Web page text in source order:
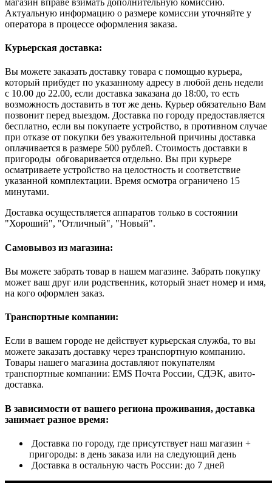
Актуальную информацию о размере комиссии уточняйте у
оператора в процессе оформления заказа.
Курьерская доставка:
Вы можете заказать доставку товара с помощью курьера,
который прибудет по указанному адресу в любой день недели
с 10.00 до 22.00, если доставка заказана до 18:00, то есть
возможность доставить в тот же день. Курьер обязательно Вам
позвонит перед выездом. Доставка по городу предоставляется
бесплатно, если вы покупаете устройство, в противном случае
при отказе от покупки без уважительной причины доставка
оплачивается в размере 500 рублей. Стоимость доставки в
пригороды обговаривается отдельно. Вы при курьере
осматриваете устройство на целостность и соответствие
указанной комплектации. Время осмотра ограничено 15
минутами.
Доставка осуществляется аппаратов только в состоянии
"Хороший", "Отличный", "Новый".
Самовывоз из магазина:
Вы можете забрать товар в нашем магазине. Забрать покупку
может ваш друг или родственник, который знает номер и имя,
на кого оформлен заказ.
Транспортные компании:
Если в вашем городе не действует курьерская служба, то вы
можете заказать доставку через транспортную компанию.
Товары нашего магазина доставляют покупателям
транспортные компании: EMS Почта России, СДЭК, авито-
доставка.
В зависимости от вашего региона проживания, доставка
занимает разное время:
Доставка по городу, где присутствует наш магазин +
пригороды: в день заказа или на следующий день
Доставка в остальную часть России: до 7 дней